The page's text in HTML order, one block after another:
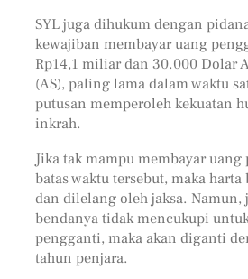
SYL juga dihukum dengan
kewajiban membayar uang
Rp14,1 miliar dan 30.000 Dolar
(AS), paling lama dalam waktu
putusan memperoleh kekuatan
inkrah.
Jika tak mampu membayar
batas waktu tersebut, maka
dan dilelang oleh jaksa. Namun,
bendanya tidak mencukupi
pengganti, maka akan diganti
tahun penjara.